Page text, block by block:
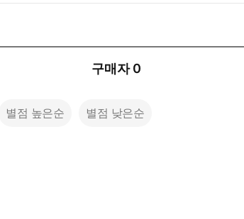
양이가 서로를 붙잡고 있었다」(111~12면)
마음을 가장 깊이 붙들어주는 것은 결국, 두려움
실 사이를 오가는 힘을 키우는 일을 AI가 도울 수
민상담을 했나요?」(139~40면)
는 계속 AI를 사용한다. 이 녀석이 거짓말을 하는
늘 진실만을 말하지 않는다는 점이 가장 인간답
구매자 0
별점 높은순 별점 낮은순